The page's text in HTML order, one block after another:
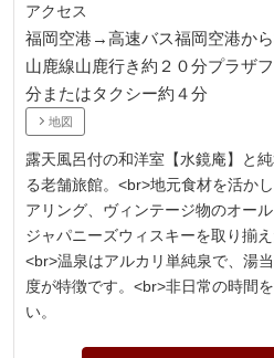
アクセス
福岡空港→高速バス福岡空港か
山鹿線山鹿行き約２０分プラザ
分またはタクシー約４分
地図
露天風呂付の和洋室【水鏡庵】と
る老舗旅館。<br>地元食材を活か
アリング、ヴィンテージ物のオー
ジャパニーズウィスキーを取り揃
<br>温泉はアルカリ単純泉で、湯
度が特徴です。<br>非日常の時間
い。